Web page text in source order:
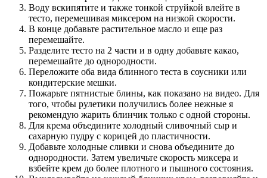
Воду вскипятите и также тонкой струйкой влейте в
тесто, перемешивая миксером на низкой скорости.
В конце добавьте растительное масло и еще раз
перемешайте.
Разделите тесто на 2 части и в одну добавьте какао,
перемешайте до однородности.
Переложите оба вида блинного теста в соусники или
кондитерские мешки.
Пожарьте пятнистые блины, как показано на видео. Для
того, чтобы рулетики получились более нежные я
рекомендую жарить блинчик только с одной стороны.
Для крема объедините холодный сливочный сыр и
сахарную пудру с корицей до пластичности.
Добавьте холодные сливки и снова объедините до
однородности. Затем увеличьте скорость миксера и
взбейте крем до более плотного и пышного состояния.